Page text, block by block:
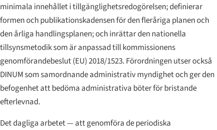
minimala innehållet i tillgänglighetsredogörelsen; definierar
formen och publikationskadensen för den fleråriga planen och
den årliga handlingsplanen; och inrättar den nationella
tillsynsmetodik som är anpassad till kommissionens
genomförandebeslut (EU) 2018/1523. Förordningen utser också
DINUM som samordnande administrativ myndighet och ger den
befogenhet att bedöma administrativa böter för bristande
efterlevnad.
Det dagliga arbetet — att genomföra de periodiska